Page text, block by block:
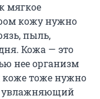
мягкое
кожу нужно
пыль,
Кожа — это
нее организм
коже тоже нужно
увлажняющий